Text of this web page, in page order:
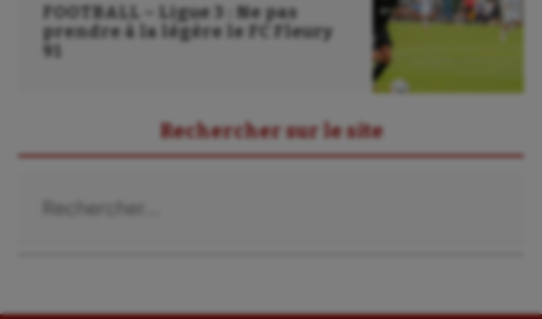
FOOTBALL – Ligue 3 : Ne pas
prendre à la légère le FC Fleury
91
Rechercher sur le site